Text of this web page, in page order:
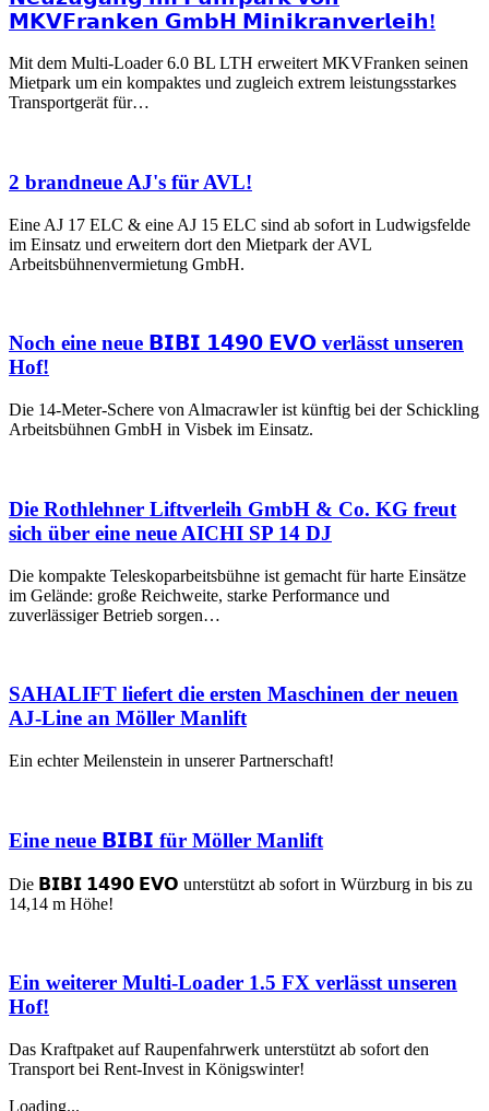
𝗠𝗞𝗩𝗙𝗿𝗮𝗻𝗸𝗲𝗻 𝗚𝗺𝗯𝗛 𝗠𝗶𝗻𝗶𝗸𝗿𝗮𝗻𝘃𝗲𝗿𝗹𝗲𝗶𝗵!
Mit dem Multi-Loader 6.0 BL LTH erweitert MKVFranken seinen
Mietpark um ein kompaktes und zugleich extrem leistungsstarkes
Transportgerät für…
2 brandneue AJ's für AVL!
Eine AJ 17 ELC & eine AJ 15 ELC sind ab sofort in Ludwigsfelde
im Einsatz und erweitern dort den Mietpark der AVL
Arbeitsbühnenvermietung GmbH.
Noch eine neue 𝗕𝗜𝗕𝗜 𝟭𝟰𝟵𝟬 𝗘𝗩𝗢 verlässt unseren
Hof!
Die 14-Meter-Schere von Almacrawler ist künftig bei der Schickling
Arbeitsbühnen GmbH in Visbek im Einsatz.
Die Rothlehner Liftverleih GmbH & Co. KG freut
sich über eine neue AICHI SP 14 DJ
Die kompakte Teleskoparbeitsbühne ist gemacht für harte Einsätze
im Gelände: große Reichweite, starke Performance und
zuverlässiger Betrieb sorgen…
SAHALIFT liefert die ersten Maschinen der neuen
AJ-Line an Möller Manlift
Ein echter Meilenstein in unserer Partnerschaft!
Eine neue 𝗕𝗜𝗕𝗜 für Möller Manlift
Die 𝗕𝗜𝗕𝗜 𝟭𝟰𝟵𝟬 𝗘𝗩𝗢 unterstützt ab sofort in Würzburg in bis zu
14,14 m Höhe!
Ein weiterer Multi-Loader 1.5 FX verlässt unseren
Hof!
Das Kraftpaket auf Raupenfahrwerk unterstützt ab sofort den
Transport bei Rent-Invest in Königswinter!
Loading...